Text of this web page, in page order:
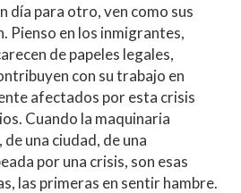
día para otro, ven como sus
Pienso en los inmigrantes,
de papeles legales,
con su trabajo en
afectados por esta crisis
Cuando la maquinaria
una ciudad, de una
por una crisis, son esas
las primeras en sentir hambre.